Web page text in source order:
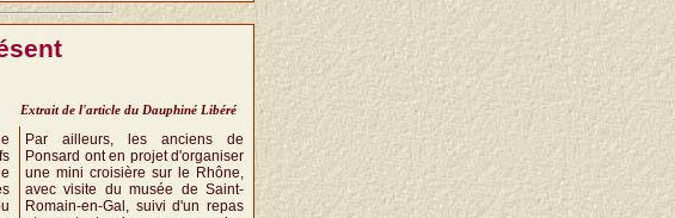
Extrait de l'article du Dauphiné Libéré
Par ailleurs, les anciens de
Ponsard ont en projet d'organiser
une mini croisière sur le Rhône,
avec visite du musée de Saint-
Romain-en-Gal, suivi d'un repas